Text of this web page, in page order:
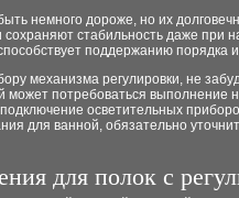
немного дороже, но их
стабильность даже при
поддержанию порядка
механизма регулировки, не
может потребоваться выполнение
осветительных
для ванной, обязательно
для полок с